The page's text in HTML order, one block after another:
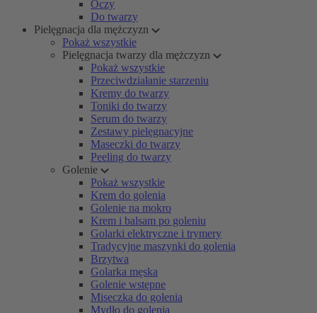
Oczy
Do twarzy
Pielęgnacja dla mężczyzn
Pokaż wszystkie
Pielęgnacja twarzy dla mężczyzn
Pokaż wszystkie
Przeciwdziałanie starzeniu
Kremy do twarzy
Toniki do twarzy
Serum do twarzy
Zestawy pielęgnacyjne
Maseczki do twarzy
Peeling do twarzy
Golenie
Pokaż wszystkie
Krem do golenia
Golenie na mokro
Krem i balsam po goleniu
Golarki elektryczne i trymery
Tradycyjne maszynki do golenia
Brzytwa
Golarka męska
Golenie wstępne
Miseczka do golenia
Mydło do golenia